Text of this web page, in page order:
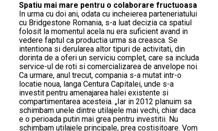
Spatiu mai mare pentru o colaborare fructuoasa
In urma cu doi ani, odata cu incheierea parteneriatului
cu Bridgestone Romania, s-a luat decizia ca spatiul
folosit la momentul acela nu era suficient avand in
vedere faptul ca productia urma sa creasca. Se
intentiona si derularea altor tipuri de activitati, din
dorinta de a oferi un serviciu complet, care sa includa
service-ul de roti si comercializarea de anvelope noi.
Ca urmare, anul trecut, compania s-a mutat intr-o
locatie noua, langa Centura Capitalei, unde s-a
investit pentru amenajarea halei existente si
compartimentarea acesteia. „Iar in 2012 planuim sa
schimbam unele dintre utilajele mai vechi, chiar daca
e o perioada putin mai grea pentru investitii. Nu
schimbam utilajele principale, prea costisitoare. Vom